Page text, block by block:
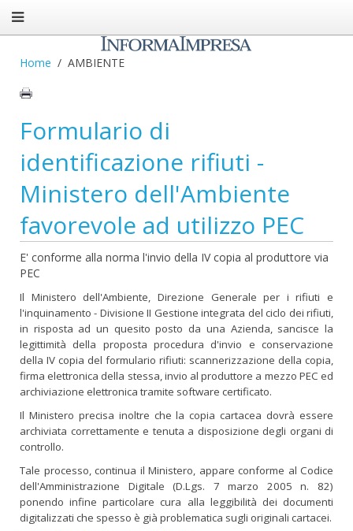
Home AMBIENTE
Formulario di
identificazione rifiuti -
Ministero dell'Ambiente
favorevole ad utilizzo PEC
E' conforme alla norma l'invio della IV copia al produttore via
PEC
Il Ministero dell'Ambiente, Direzione Generale per i rifiuti e
l'inquinamento - Divisione II Gestione integrata del ciclo dei rifiuti,
in risposta ad un quesito posto da una Azienda, sancisce la
legittimità della proposta procedura d'invio e conservazione
della IV copia del formulario rifiuti: scannerizzazione della copia,
firma elettronica della stessa, invio al produttore a mezzo PEC ed
archiviazione elettronica tramite software certificato.
Il Ministero precisa inoltre che la copia cartacea dovrà essere
archiviata correttamente e tenuta a disposizione degli organi di
controllo.
Tale processo, continua il Ministero, appare conforme al Codice
dell'Amministrazione Digitale (D.Lgs. 7 marzo 2005 n. 82)
ponendo infine particolare cura alla leggibilità dei documenti
digitalizzati che spesso è già problematica sugli originali cartacei.